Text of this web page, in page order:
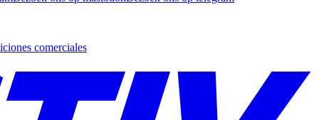
comerciales